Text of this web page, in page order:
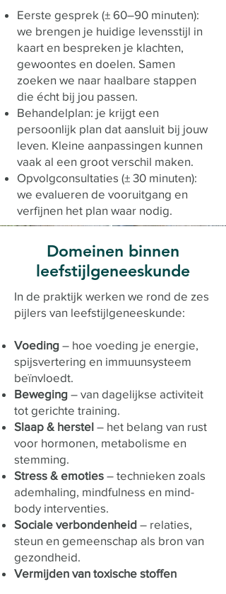
Eerste gesprek (± 60–90 minuten):
we brengen je huidige levensstijl in
kaart en bespreken je klachten,
gewoontes en doelen. Samen
zoeken we naar haalbare stappen
die écht bij jou passen.
Behandelplan: je krijgt een
persoonlijk plan dat aansluit bij jouw
leven. Kleine aanpassingen kunnen
vaak al een groot verschil maken.
Opvolgconsultaties (± 30 minuten):
we evalueren de vooruitgang en
verfijnen het plan waar nodig.
Domeinen binnen
leefstijlgeneeskunde
In de praktijk werken we rond de zes
pijlers van leefstijlgeneeskunde:
Voeding – hoe voeding je energie,
spijsvertering en immuunsysteem
beïnvloedt.
Beweging – van dagelijkse activiteit
tot gerichte training.
Slaap & herstel – het belang van rust
voor hormonen, metabolisme en
stemming.
Stress & emoties – technieken zoals
ademhaling, mindfulness en mind-
body interventies.
Sociale verbondenheid – relaties,
steun en gemeenschap als bron van
gezondheid.
Vermijden van toxische stoffen